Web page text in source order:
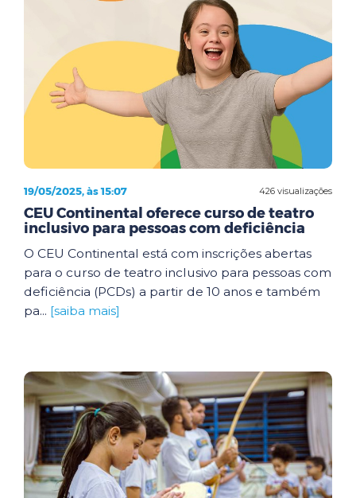
426 visualizações
19/05/2025, às 15:07
CEU Continental oferece curso de teatro
inclusivo para pessoas com deficiência
O CEU Continental está com inscrições abertas
para o curso de teatro inclusivo para pessoas com
deficiência (PCDs) a partir de 10 anos e também
pa... [saiba mais]